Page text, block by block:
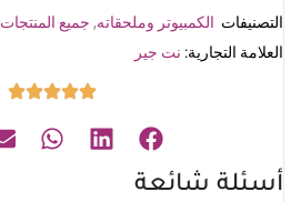
التصنيفات الكمبيوتر وملحقاته, جميع المنتجات
العلامة التجارية: نت جير
أسئلة شائعة